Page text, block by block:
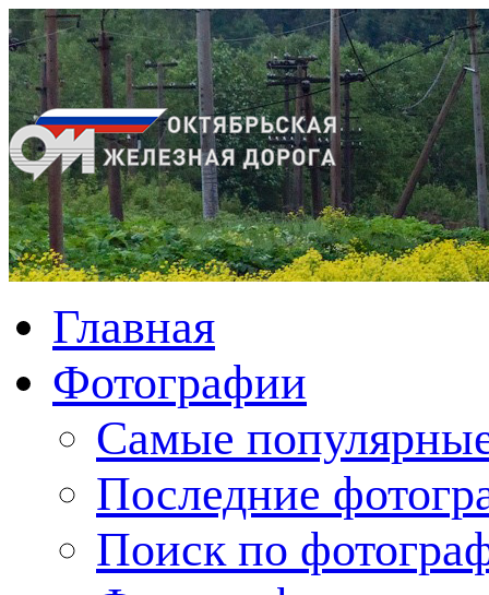
Главная
Фотографии
Cамые
Последние
Поиск по